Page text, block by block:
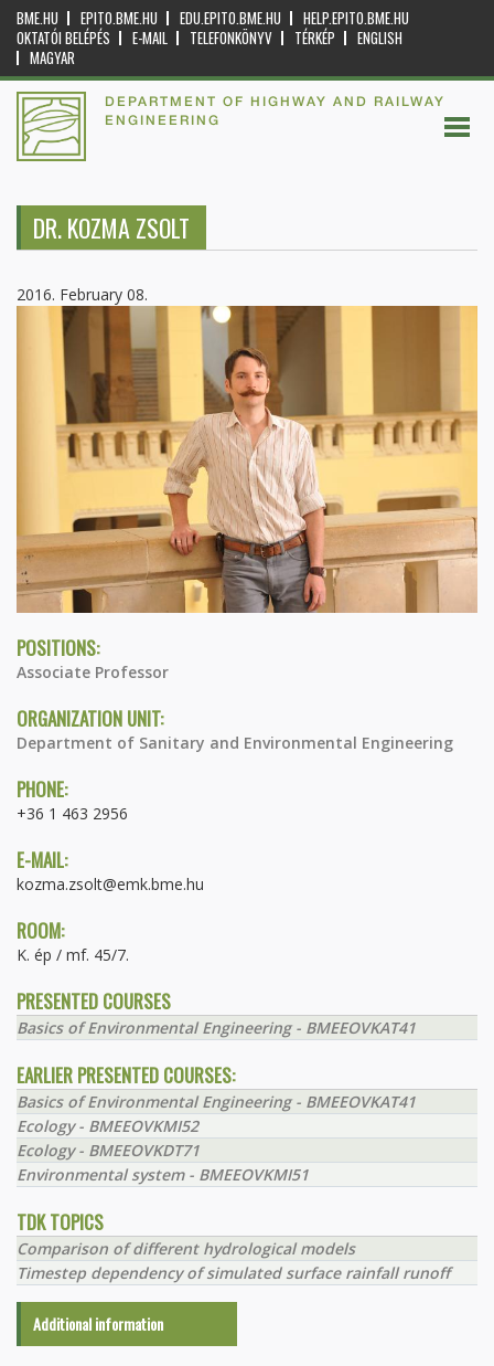
BME.HU EPITO.BME.HU EDU.EPITO.BME.HU
HELP.EPITO.BME.HU
OKTATÓI BELÉPÉS
E-MAIL TELEFONKÖNYV TÉRKÉP
ENGLISH
MAGYAR
DEPARTMENT OF HIGHWAY AND RAILWAY
ENGINEERING
DR. KOZMA ZSOLT
2016. February 08.
POSITIONS:
Associate Professor
ORGANIZATION UNIT:
Department of Sanitary and Environmental Engineering
PHONE:
+36 1 463 2956
E-MAIL:
kozma.zsolt@emk.bme.hu
ROOM:
K. ép / mf. 45/7.
PRESENTED COURSES
Basics of Environmental Engineering - BMEEOVKAT41
EARLIER PRESENTED COURSES:
Basics of Environmental Engineering - BMEEOVKAT41
Ecology - BMEEOVKMI52
Ecology - BMEEOVKDT71
Environmental system - BMEEOVKMI51
TDK TOPICS
Comparison of different hydrological models
Timestep dependency of simulated surface rainfall runoff
Additional information